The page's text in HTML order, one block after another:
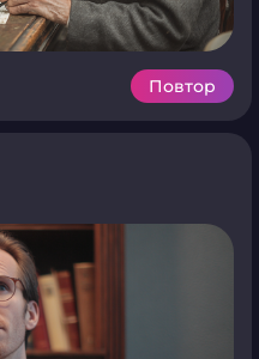
Повтор